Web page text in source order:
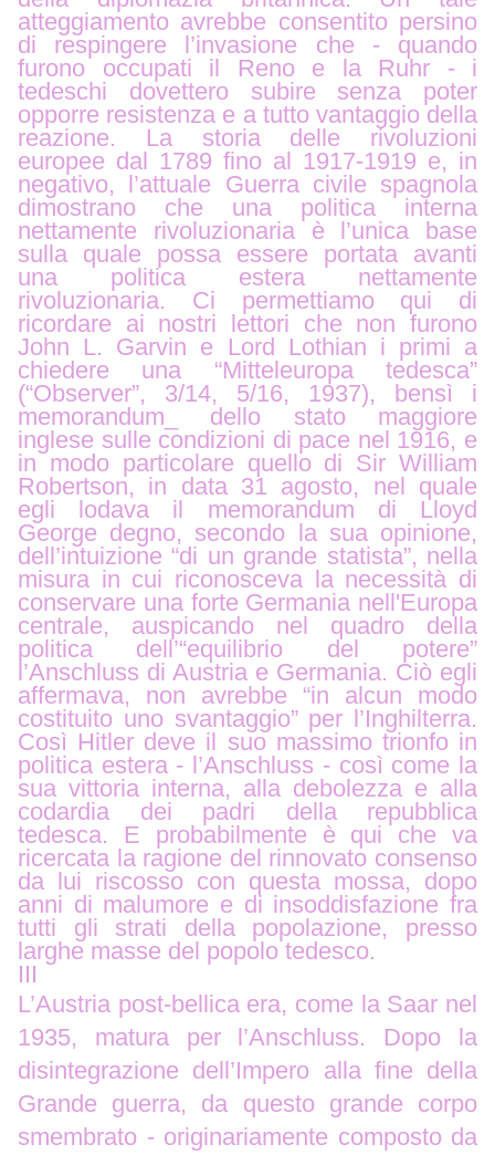
atteggiamento avrebbe consentito persino
di respingere l’invasione che - quando
furono occupati il Reno e la Ruhr - i
tedeschi dovettero subire senza poter
opporre resistenza e a tutto vantaggio della
reazione. La storia delle rivoluzioni
europee dal 1789 fino al 1917-1919 e, in
negativo, l’attuale Guerra civile spagnola
dimostrano che una politica interna
nettamente rivoluzionaria è l’unica base
sulla quale possa essere portata avanti
una politica estera nettamente
rivoluzionaria. Ci permettiamo qui di
ricordare ai nostri lettori che non furono
John L. Garvin e Lord Lothian i primi a
chiedere una “Mitteleuropa tedesca”
(“Observer”, 3/14, 5/16, 1937), bensì i
memorandum_ dello stato maggiore
inglese sulle condizioni di pace nel 1916, e
in modo particolare quello di Sir William
Robertson, in data 31 agosto, nel quale
egli lodava il memorandum di Lloyd
George degno, secondo la sua opinione,
dell’intuizione “di un grande statista”, nella
misura in cui riconosceva la necessità di
conservare una forte Germania nell'Europa
centrale, auspicando nel quadro della
politica dell’“equilibrio del potere”
l’Anschluss di Austria e Germania. Ciò egli
affermava, non avrebbe “in alcun modo
costituito uno svantaggio” per l’Inghilterra.
Così Hitler deve il suo massimo trionfo in
politica estera - l’Anschluss - così come la
sua vittoria interna, alla debolezza e alla
codardia dei padri della repubblica
tedesca. E probabilmente è qui che va
ricercata la ragione del rinnovato consenso
da lui riscosso con questa mossa, dopo
anni di malumore e di insoddisfazione fra
tutti gli strati della popolazione, presso
larghe masse del popolo tedesco.
III
L’Austria post-bellica era, come la Saar nel
1935, matura per l’Anschluss. Dopo la
disintegrazione dell’Impero alla fine della
Grande guerra, da questo grande corpo
smembrato - originariamente composto da